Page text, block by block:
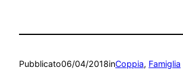
Pubblicato06/04/2018inCoppia, Famiglia